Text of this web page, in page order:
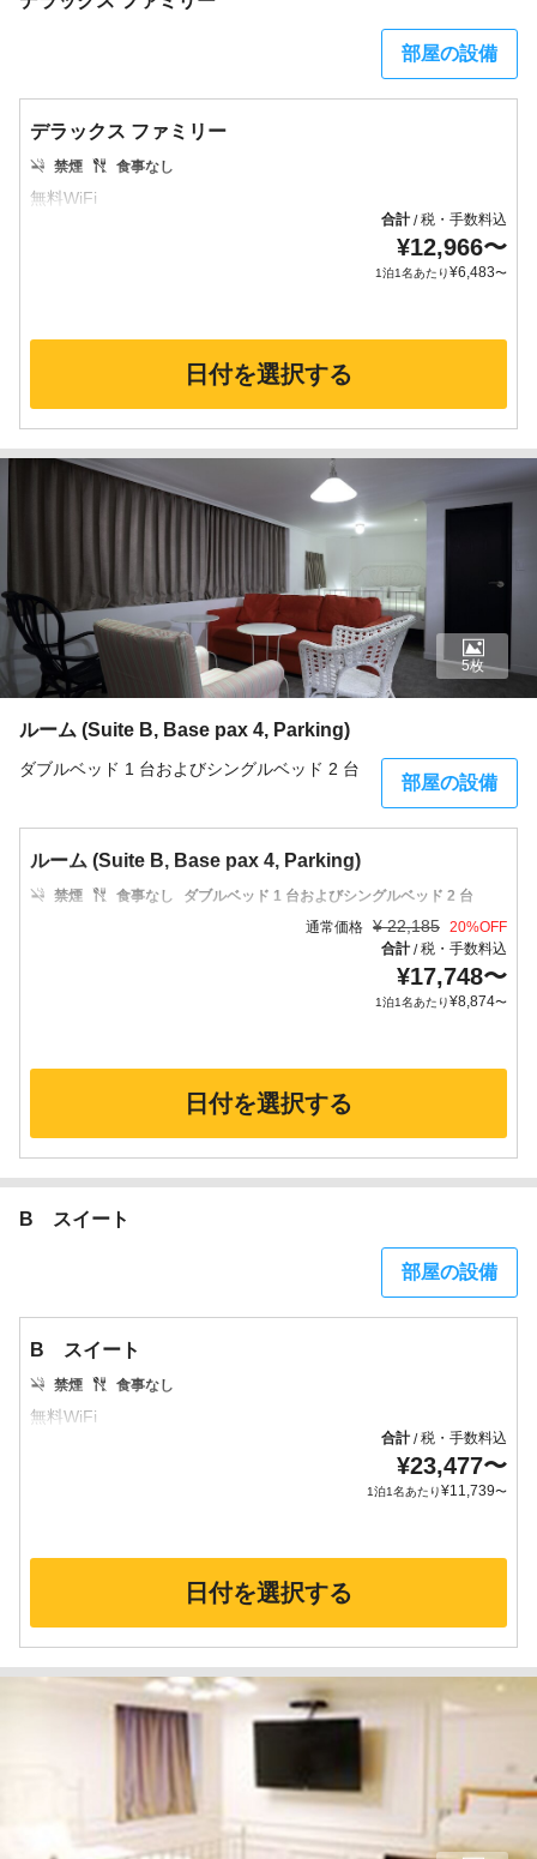
部屋の設備
デラックス ファミリー
禁煙 食事なし
合計/税・手数料込
¥12,966〜
1泊1名あたり¥6,483〜
日付を選択する
ルーム (Suite B, Base pax 4, Parking)
ダブルベッド 1 台およびシングルベッド 2 台
部屋の設備
5枚
ルーム (Suite B, Base pax 4, Parking)
禁煙 食事なし
ダブルベッド 1 台およびシングルベッド 2 台
通常価格 ¥ 22,185 20%OFF
合計/税・手数料込
¥17,748〜
1泊1名あたり¥8,874〜
日付を選択する
B スイート
部屋の設備
B スイート
禁煙 食事なし
合計/税・手数料込
¥23,477〜
1泊1名あたり¥11,739〜
日付を選択する